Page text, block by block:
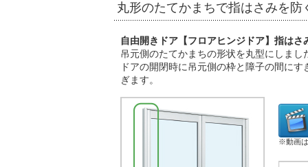
丸形のたてかまちで指はさみを防
自由開きドア【フロアヒンジドア】指はさ
吊元側のたてかまちの形状を丸型にしまし
ドアの開閉時に吊元側の枠と障子の間に
ぎます。
※動画は